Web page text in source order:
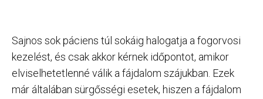
Sajnos sok páciens túl sokáig halogatja a fogorvosi
kezelést, és csak akkor kérnek időpontot, amikor
elviselhetetlenné válik a fájdalom szájukban. Ezek
már általában sürgősségi esetek, hiszen a fájdalom